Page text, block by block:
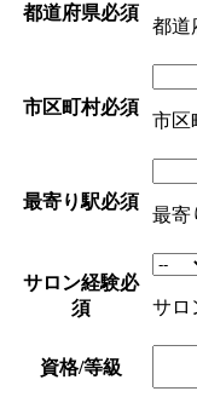
都道府県必須
都道
市区町村必須
市区
最寄り駅必須
最寄
サロン経験必
須
サロ
資格/等級